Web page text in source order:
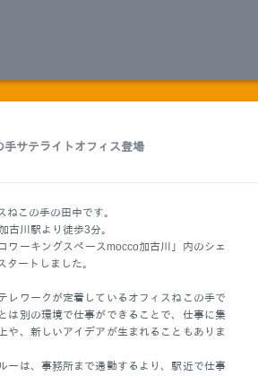
手サテライトオフィス登場
ねこの手の田中です。
古川駅より徒歩3分。
ワーキングスペースmocco加古川」内のシェ
タートしました。
レワークが定着しているオフィスねこの手で
は別の環境で仕事ができることで、仕事に集
や、新しいアイデアが生まれることもありま
ーは、事務所まで通勤するより、駅近で仕事